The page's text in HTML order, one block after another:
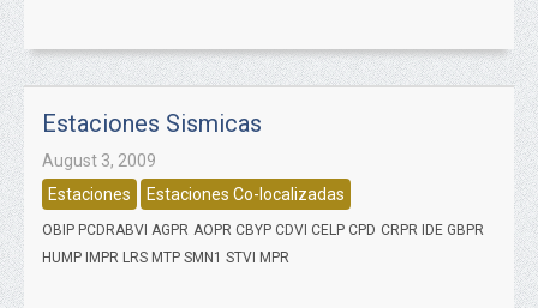
Estaciones Sismicas
August 3, 2009
Estaciones
Estaciones Co-localizadas
OBIP PCDRABVI AGPR AOPR CBYP CDVI CELP CPD CRPR IDE GBPR
HUMP IMPR LRS MTP SMN1 STVI MPR